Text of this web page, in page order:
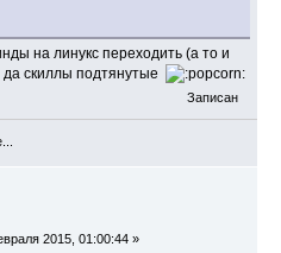
на линукс переходить (а то и
скиллы подтянутые
Записан
2015, 01:00:44 »